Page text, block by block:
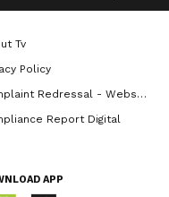
Tv
Policy
Redressal - Website
Report Digital
APP